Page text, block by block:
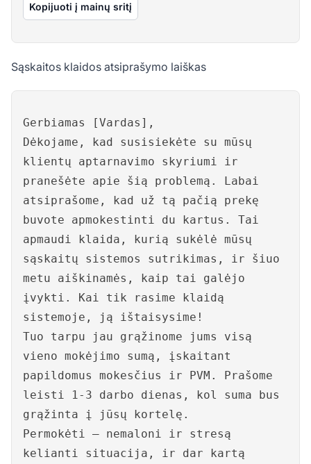
Kopijuoti į mainų sritį
Sąskaitos klaidos atsiprašymo laiškas
Gerbiamas [Vardas],
Dėkojame, kad susisiekėte su mūsų
klientų aptarnavimo skyriumi ir
pranešėte apie šią problemą. Labai
atsiprašome, kad už tą pačią prekę
buvote apmokestinti du kartus. Tai
apmaudi klaida, kurią sukėlė mūsų
sąskaitų sistemos sutrikimas, ir šiuo
metu aiškinamės, kaip tai galėjo
įvykti. Kai tik rasime klaidą
sistemoje, ją ištaisysime!
Tuo tarpu jau grąžinome jums visą
vieno mokėjimo sumą, įskaitant
papildomus mokesčius ir PVM. Prašome
leisti 1-3 darbo dienas, kol suma bus
grąžinta į jūsų kortelę.
Permokėti – nemaloni ir stresą
kelianti situacija, ir dar kartą